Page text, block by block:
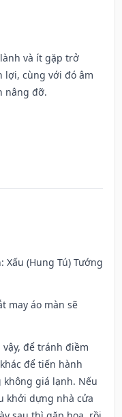
và ít gặp trở
lợi, cùng với đó âm
nâng đỡ.
Xấu (Hung Tú) Tướng
may áo màn sẽ
để tránh điềm
để tiến hành
giá lạnh. Nếu
khởi dựng nhà cửa